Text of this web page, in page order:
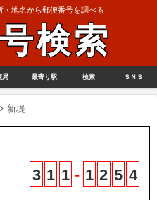
地名から郵便番号を調べる
検索
局 最寄り駅 検索 ＳＮＳ
新堤
3 1 1 - 1 2 5 4